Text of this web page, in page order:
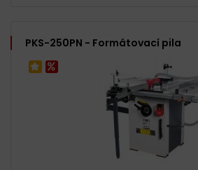
PKS-250PN - Formátovací pila